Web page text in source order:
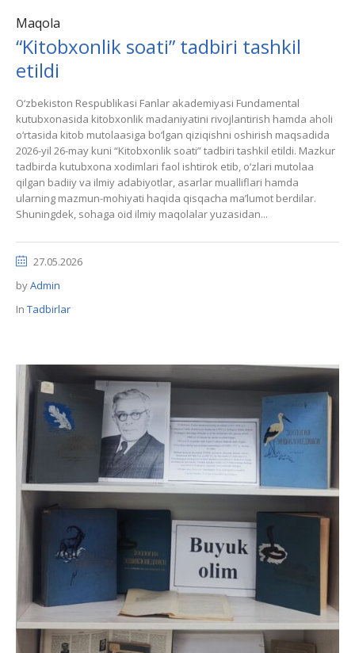
Maqola
“Kitobxonlik soati” tadbiri tashkil
etildi
O‘zbekiston Respublikasi Fanlar akademiyasi Fundamental
kutubxonasida kitobxonlik madaniyatini rivojlantirish hamda aholi
o‘rtasida kitob mutolaasiga bo‘lgan qiziqishni oshirish maqsadida
2026-yil 26-may kuni “Kitobxonlik soati” tadbiri tashkil etildi. Mazkur
tadbirda kutubxona xodimlari faol ishtirok etib, o‘zlari mutolaa
qilgan badiiy va ilmiy adabiyotlar, asarlar mualliflari hamda
ularning mazmun-mohiyati haqida qisqacha ma’lumot berdilar.
Shuningdek, sohaga oid ilmiy maqolalar yuzasidan...
27.05.2026
byAdmin
In Tadbirlar